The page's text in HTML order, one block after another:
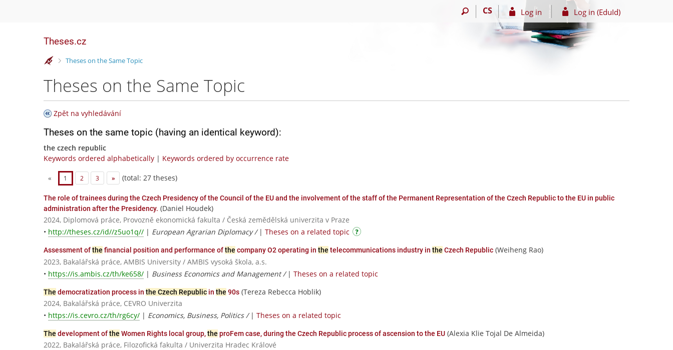
CS Log in Log in (EduId)
Theses.cz
>
Theses on the Same Topic
Theses on the Same Topic
Zpět na vyhledávání
Theses on the same topic (having an identical keyword):
the czech republic
Keywords ordered alphabetically | Keywords ordered by occurrence rate
« 1 2 3 » (total: 27 theses)
The role of trainees during the Czech Presidency of the Council of the EU and the involvement of the staff of the Permanent Representation of the Czech Republic to the EU in public
administration after the Presidency. (Daniel Houdek)
2024, Diplomová práce, Provozně ekonomická fakulta / Česká zemědělská univerzita v Praze
• http://theses.cz/id//z5uo1q// | European Agrarian Diplomacy / | Theses on a related topic
Assessment ofthe financial position and performance ofthe company O2 operating in the telecommunications industry in the Czech Republic (Weiheng Rao)
2023, Bakalářská práce, AMBIS University / AMBIS vysoká škola, a.s.
• https://is.ambis.cz/th/ke658/ | Business Economics and Management / | Theses on a related topic
The democratization process in the Czech Republic in the 90s (Tereza Rebecca Hoblik)
2024, Bakalářská práce, CEVRO Univerzita
• https://is.cevro.cz/th/rg6cy/ | Economics, Business, Politics / | Theses on a related topic
The development ofthe Women Rights local group,the proFem case, during the Czech Republic process of ascension to the EU (Alexia Klie Tojal De Almeida)
2022, Bakalářská práce, Filozofická fakulta / Univerzita Hradec Králové